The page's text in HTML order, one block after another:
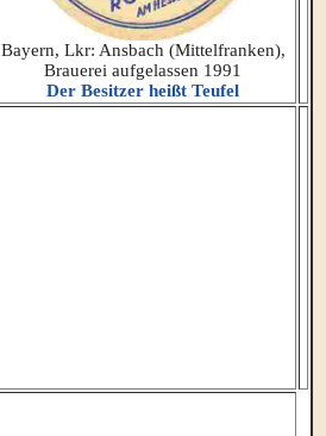
Bayern, Lkr: Ansbach (Mittelfranken),
Brauerei aufgelassen 1991
Der Besitzer heißt Teufel